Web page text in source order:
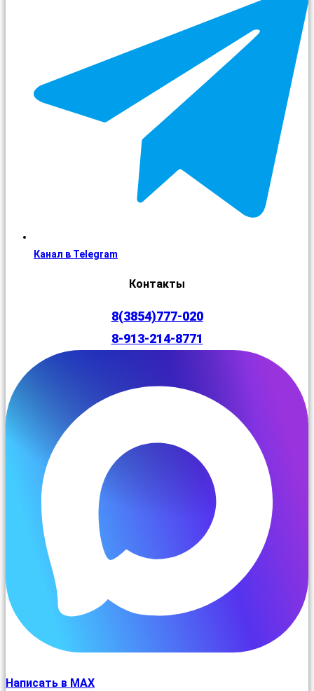
Канал в Telegram
Контакты
8(3854)777-020
8-913-214-8771
Написать в MAX